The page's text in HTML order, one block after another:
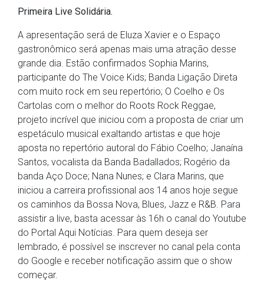
Primeira Live Solidária.
A apresentação será de Eluza Xavier e o Espaço
gastronômico será apenas mais uma atração desse
grande dia. Estão confirmados Sophia Marins,
participante do The Voice Kids; Banda Ligação Direta
com muito rock em seu repertório; O Coelho e Os
Cartolas com o melhor do Roots Rock Reggae,
projeto incrível que iniciou com a proposta de criar um
espetáculo musical exaltando artistas e que hoje
aposta no repertório autoral do Fábio Coelho; Janaína
Santos, vocalista da Banda Badallados; Rogério da
banda Aço Doce; Nana Nunes; e Clara Marins, que
iniciou a carreira profissional aos 14 anos hoje segue
os caminhos da Bossa Nova, Blues, Jazz e R&B. Para
assistir a live, basta acessar às 16h o canal do Youtube
do Portal Aqui Notícias. Para quem deseja ser
lembrado, é possível se inscrever no canal pela conta
do Google e receber notificação assim que o show
começar.